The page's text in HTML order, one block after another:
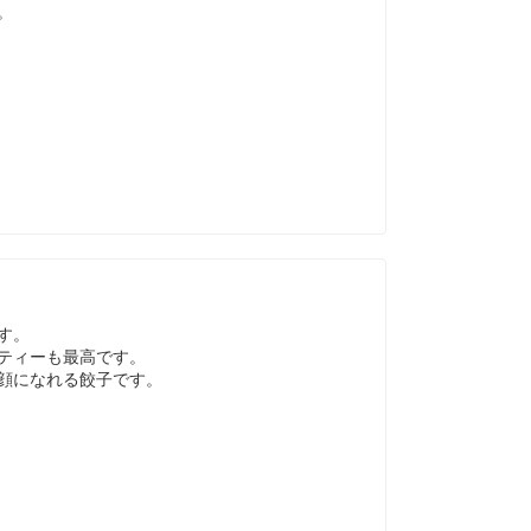
。
ーも最高です。
なれる餃子です。